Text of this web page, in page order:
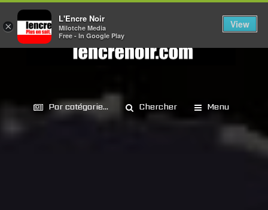
Par catégorie... Chercher Menu
×
L'Encre Noir
Milotche Media
Free - In Google Play
View